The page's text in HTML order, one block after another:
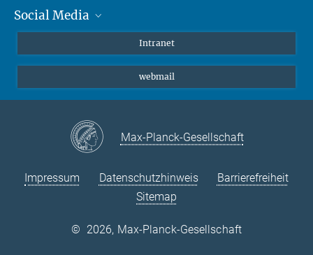
Student*innen/Wissenschaftler*innen
Social Media
Bluesky
YouTube
Intranet
webmail
Max-Planck-Gesellschaft
Impressum Datenschutzhinweis
Barrierefreiheit
Sitemap
© 2026, Max-Planck-Gesellschaft